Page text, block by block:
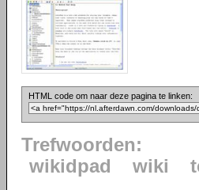
HTML code om naar deze pagina te linken:
Trefwoorden:
wikidpad
wiki